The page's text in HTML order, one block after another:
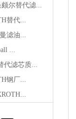
颇尔替代滤...
替代...
滤油...
...
代滤芯质...
钢厂...